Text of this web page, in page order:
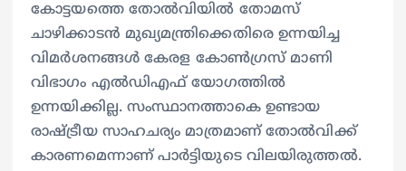
കോട്ടയത്തെ തോൽവിയിൽ തോമസ്
ചാഴിക്കാടൻ മുഖ്യമന്ത്രിക്കെതിരെ ഉന്നയിച്ച
വിമർശനങ്ങൾ കേരള കോൺഗ്രസ് മാണി
വിഭാഗം എൽഡിഎഫ് യോഗത്തിൽ
ഉന്നയിക്കില്ല. സംസ്ഥാനത്താകെ ഉണ്ടായ
രാഷ്ട്രീയ സാഹചര്യം മാത്രമാണ് തോൽവിക്ക്
കാരണമെന്നാണ് പാർട്ടിയുടെ വിലയിരുത്തൽ.